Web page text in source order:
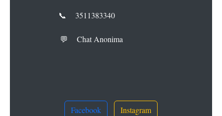
📞 3511383340
💬 Chat Anonima
Facebook Instagram